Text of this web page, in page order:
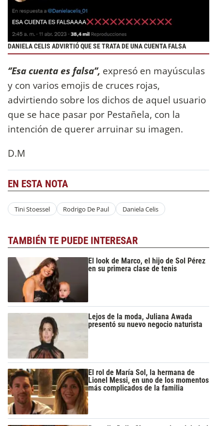
DANIELA CELIS ADVIRTIÓ QUE SE TRATA DE UNA CUENTA FALSA
‘’Esa cuenta es falsa’’, expresó en mayúsculas
y con varios emojis de cruces rojas,
advirtiendo sobre los dichos de aquel usuario
que se hace pasar por Pestañela, con la
intención de querer arruinar su imagen.
D.M
EN ESTA NOTA
Tini Stoessel Rodrigo De Paul Daniela Celis
TAMBIÉN TE PUEDE INTERESAR
El look de Marco, el hijo de Sol Pérez
en su primera clase de tenis
Lejos de la moda, Juliana Awada
presentó su nuevo negocio naturista
El rol de María Sol, la hermana de
Lionel Messi, en uno de los momentos
más complicados de la familia